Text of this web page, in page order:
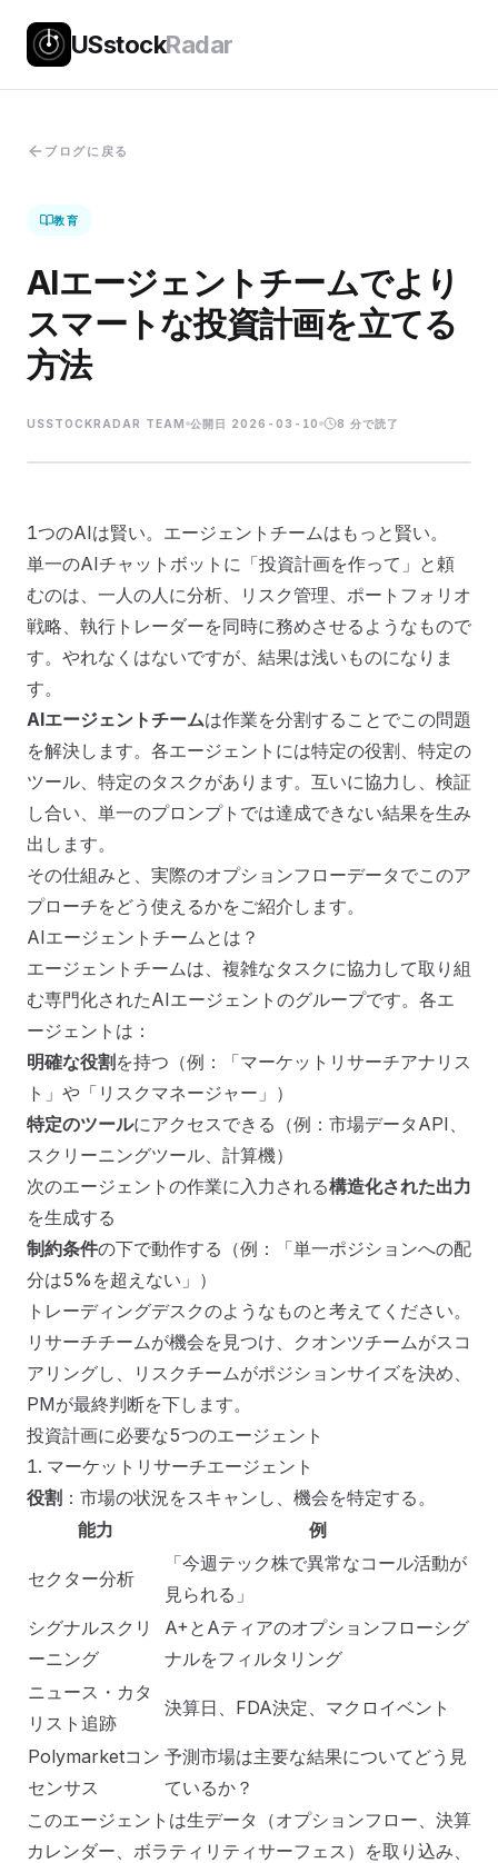
USstockRadar
繁體中文
ブログに戻る
教育
AIエージェントチームでより
スマートな投資計画を立てる
方法
USSTOCKRADAR TEAM 公開日 2026-03-10 8 分で読了
AIエージェントチームでよりスマートな投資計画
を立てる方法
1つのAIは賢い。エージェントチームはもっと賢い。
単一のAIチャットボットに「投資計画を作って」と頼
むのは、一人の人に分析、リスク管理、ポートフォリオ
戦略、執行トレーダーを同時に務めさせるようなもので
す。やれなくはないですが、結果は浅いものになりま
す。
AIエージェントチームは作業を分割することでこの問題
を解決します。各エージェントには特定の役割、特定の
ツール、特定のタスクがあります。互いに協力し、検証
し合い、単一のプロンプトでは達成できない結果を生み
出します。
その仕組みと、実際のオプションフローデータでこのア
プローチをどう使えるかをご紹介します。
AIエージェントチームとは？
エージェントチームは、複雑なタスクに協力して取り組
む専門化されたAIエージェントのグループです。各エ
ージェントは：
明確な役割 を持つ（例：「マーケットリサーチアナリス
ト」や「リスクマネージャー」）
特定のツールにアクセスできる（例：市場データAPI、
スクリーニングツール、計算機）
次のエージェントの作業に入力される構造化された出力
を生成する
制約条件の下で動作する（例：「単一ポジションへの配
分は5%を超えない」）
トレーディングデスクのようなものと考えてください。
リサーチチームが機会を見つけ、クオンツチームがスコ
アリングし、リスクチームがポジションサイズを決め、
PMが最終判断を下します。
投資計画に必要な5つのエージェント
1. マーケットリサーチエージェント
役割 ：市場の状況をスキャンし、機会を特定する。
能力
例
セクター分析
「今週テック株で異常なコール活動が
見られる」
シグナルスクリ
ーニング
A+とAティアのオプションフローシグ
ナルをフィルタリング
ニュース・カタ
リスト追跡
決算日、FDA決定、マクロイベント
Polymarketコン
センサス
予測市場は主要な結果についてどう見
ているか？
このエージェントは生データ（オプションフロー、決算
カレンダー、ボラティリティサーフェス）を取り込み、